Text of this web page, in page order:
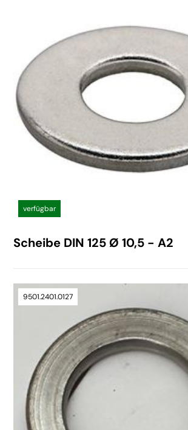
verfügbar
Scheibe DIN 125 Ø 10,5 - A2
9501.2401.0127